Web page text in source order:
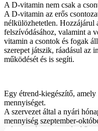
A D-vitamin nem csak a
A D-vitamin az erős
nélkülözhetetlen. Hozzájárul
felszívódásához, valamint a
vitamin a csontok és fogak
szerepet játszik, ráadásul az
működését és is segíti.
Egy étrend-kiegészítő,
mennyiséget.
A szervezet által a nyári
mennyiség szeptember-